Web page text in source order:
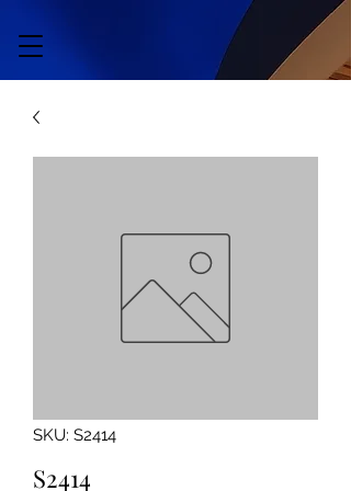
SKU: S2414
S2414